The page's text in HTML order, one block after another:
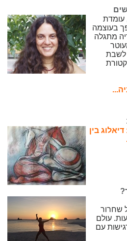
עומדת
בעוצמה
מתגלה
לשבת
קטורת
בין
שחרור
עולם
עם